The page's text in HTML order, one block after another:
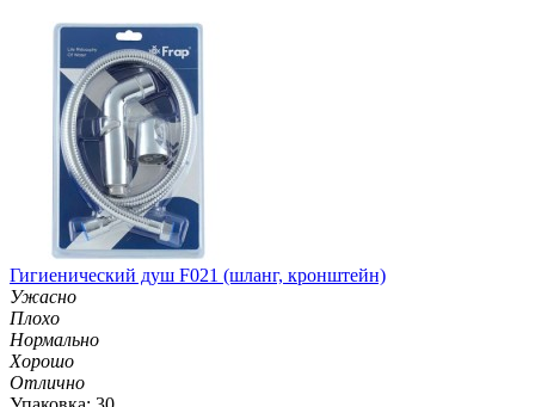
Гигиенический душ F021 (шланг, кронштейн)
Ужасно
Плохо
Нормально
Хорошо
Отлично